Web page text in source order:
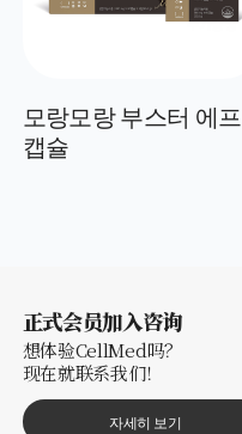
모랑모랑 부스터 에프
캡슐
正式会员加入咨询
想体验CellMed吗？
现在就联系我们！
자세히 보기